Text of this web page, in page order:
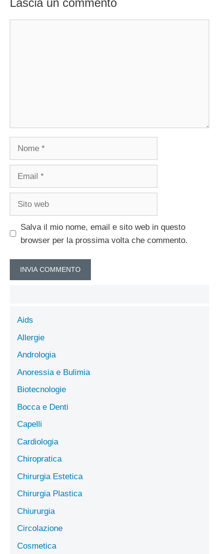
Salva il mio nome, email e sito web in questo
browser per la prossima volta che commento.
Aids
Allergie
Andrologia
Anoressia e Bulimia
Biotecnologie
Bocca e Denti
Capelli
Cardiologia
Chiropratica
Chirurgia Estetica
Chirurgia Plastica
Chiururgia
Circolazione
Cosmetica